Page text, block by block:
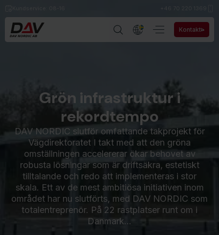
Kontakt
Grön infrastruktur i
rekordtempo
DAV NORDIC slutför omfattande takprojekt för
Vägdirektoratet I takt med att den gröna
omställningen accelererar ökar behovet av
robusta lösningar som är driftsäkra, estetiskt
tilltalande och redo att implementeras i stor
skala. Ett av de mest ambitiösa initiativen inom
området har nu slutförts, med DAV NORDIC som
totalentreprenör. På 22 rastplatser runt om i
Danmark…